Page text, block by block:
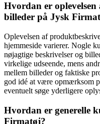
Hvordan er
billeder på Jysk
Oplevelsen af
hjemmeside varierer. Nogle
nøjagtige beskrivelser og
virkelige udseende, mens
mellem billeder og faktiske
god idé at være opmærksom
eventuelt søge yderligere
Hvordan er generelle
Firmatøj?